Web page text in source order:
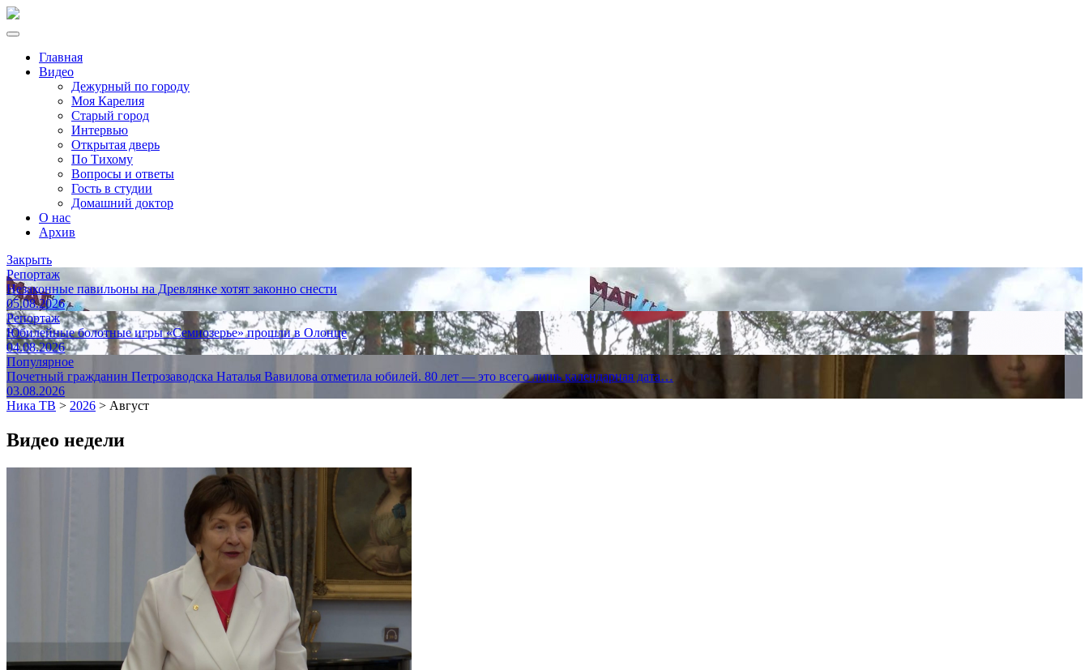
Главная
Видео
Дежурный по городу
Моя Карелия
Старый город
Интервью
Открытая дверь
По Тихому
Вопросы и ответы
Гость в студии
Домашний доктор
О нас
Архив
Закрыть
Репортаж
Незаконные павильоны на Древлянке хотят законно снести
05.08.2026
Репортаж
Юбилейные болотные игры «Семиозерье» прошли в Олонце
04.08.2026
Популярное
Почетный гражданин Петрозаводска Наталья Вавилова отметила юбилей. 80 лет — это всего лишь календарная дата…
03.08.2026
Ника ТВ > 2026 > Август
Видео недели